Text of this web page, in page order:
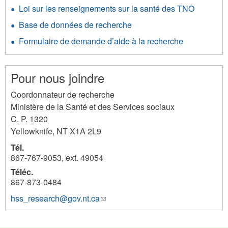
Loi sur les renseignements sur la santé des TNO
Base de données de recherche
Formulaire de demande d’aide à la recherche
Pour nous joindre
Coordonnateur de recherche
Ministère de la Santé et des Services sociaux
C. P. 1320
Yellowknife, NTX1A 2L9
Tél.
867-767-9053, ext. 49054
Téléc.
867-873-0484
hss_research@gov.nt.ca(le
lien